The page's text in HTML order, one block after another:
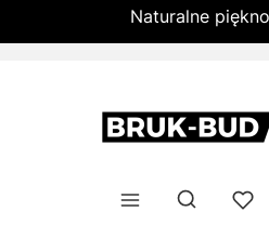
Naturalne
Otwórz